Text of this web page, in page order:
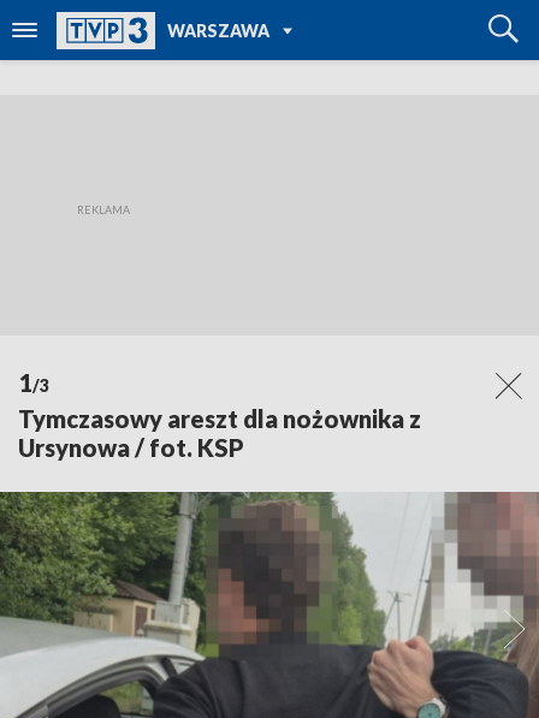
WARSZAWA
TVP REGIONY
1/3
Tymczasowy areszt dla nożownika z
Ursynowa / fot. KSP